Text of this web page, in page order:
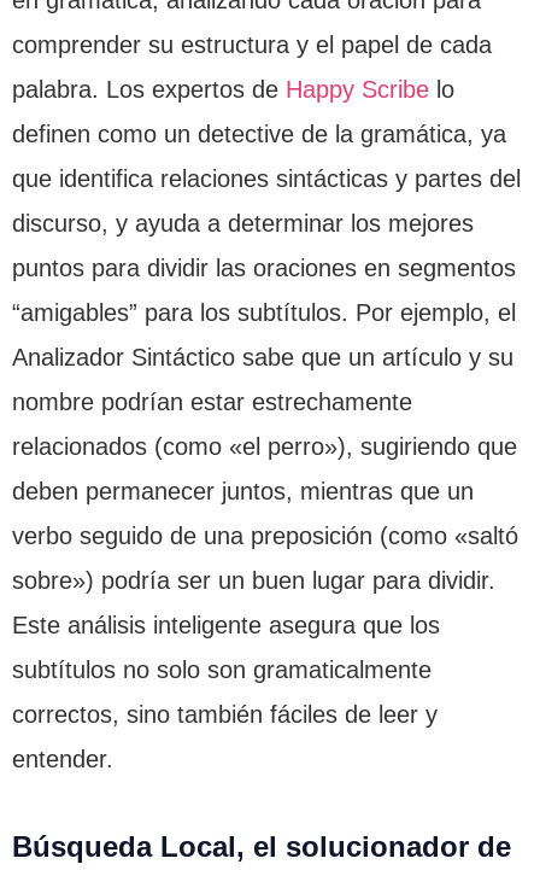
comprender su estructura y el papel de cada
palabra. Los expertos de Happy Scribe lo
definen como un detective de la gramática, ya
que identifica relaciones sintácticas y partes del
discurso, y ayuda a determinar los mejores
puntos para dividir las oraciones en segmentos
“amigables” para los subtítulos. Por ejemplo, el
Analizador Sintáctico sabe que un artículo y su
nombre podrían estar estrechamente
relacionados (como «el perro»), sugiriendo que
deben permanecer juntos, mientras que un
verbo seguido de una preposición (como «saltó
sobre») podría ser un buen lugar para dividir.
Este análisis inteligente asegura que los
subtítulos no solo son gramaticalmente
correctos, sino también fáciles de leer y
entender.
Búsqueda Local, el solucionador de